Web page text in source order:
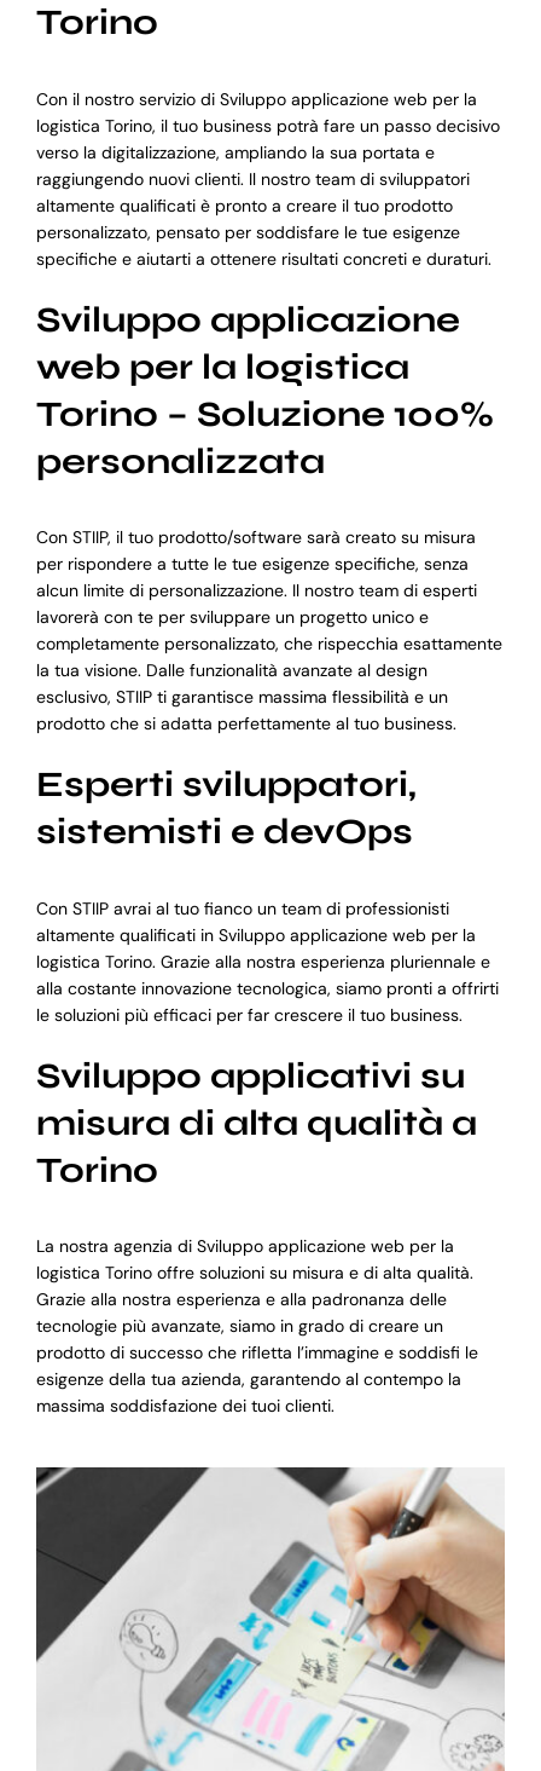
Torino
Con il nostro servizio di Sviluppo applicazione web per la
logistica Torino, il tuo business potrà fare un passo decisivo
verso la digitalizzazione, ampliando la sua portata e
raggiungendo nuovi clienti. Il nostro team di sviluppatori
altamente qualificati è pronto a creare il tuo prodotto
personalizzato, pensato per soddisfare le tue esigenze
specifiche e aiutarti a ottenere risultati concreti e duraturi.
Sviluppo applicazione
web per la logistica
Torino – Soluzione 100%
personalizzata
Con STIIP, il tuo prodotto/software sarà creato su misura
per rispondere a tutte le tue esigenze specifiche, senza
alcun limite di personalizzazione. Il nostro team di esperti
lavorerà con te per sviluppare un progetto unico e
completamente personalizzato, che rispecchia esattamente
la tua visione. Dalle funzionalità avanzate al design
esclusivo, STIIP ti garantisce massima flessibilità e un
prodotto che si adatta perfettamente al tuo business.
Esperti sviluppatori,
sistemisti e devOps
Con STIIP avrai al tuo fianco un team di professionisti
altamente qualificati in Sviluppo applicazione web per la
logistica Torino. Grazie alla nostra esperienza pluriennale e
alla costante innovazione tecnologica, siamo pronti a offrirti
le soluzioni più efficaci per far crescere il tuo business.
Sviluppo applicativi su
misura di alta qualità a
Torino
La nostra agenzia di Sviluppo applicazione web per la
logistica Torino offre soluzioni su misura e di alta qualità.
Grazie alla nostra esperienza e alla padronanza delle
tecnologie più avanzate, siamo in grado di creare un
prodotto di successo che rifletta l’immagine e soddisfi le
esigenze della tua azienda, garantendo al contempo la
massima soddisfazione dei tuoi clienti.